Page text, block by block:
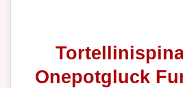
Onepotgluck